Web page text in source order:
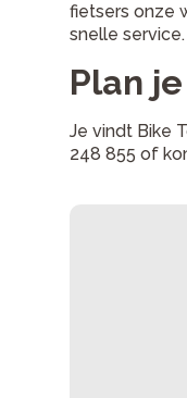
fietsers onze
snelle
Plan
Je vindt Bike
248 855 of